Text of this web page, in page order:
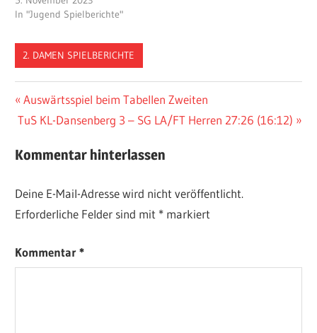
In "Jugend Spielberichte"
2. DAMEN SPIELBERICHTE
Beitragsnavigation
Vorheriger
Beitrag:
Auswärtsspiel beim Tabellen Zweiten
Nächster
TuS KL-Dansenberg 3 – SG LA/FT Herren 27:26 (16:12)
Kommentar hinterlassen
Deine E-Mail-Adresse wird nicht veröffentlicht.
Erforderliche Felder sind mit * markiert
Kommentar*